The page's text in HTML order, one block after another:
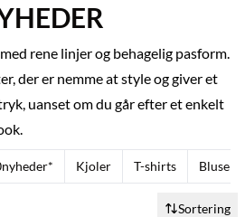
rene linjer og behagelig pasform.
der er nemme at style og giver et
uanset om du går efter et enkelt
Kjoler T-shirts Bluser
Sortering